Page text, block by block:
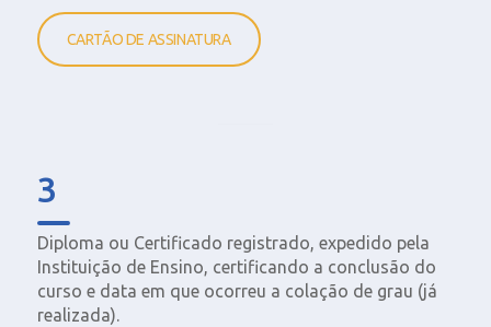
CARTÃO DE ASSINATURA
3
Diploma ou Certificado registrado, expedido pela
Instituição de Ensino, certificando a conclusão do
curso e data em que ocorreu a colação de grau (já
realizada).